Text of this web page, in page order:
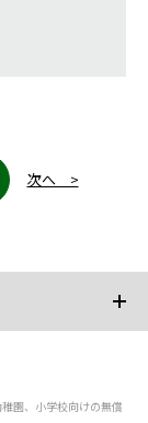
次へ >
園、小学校向けの無償